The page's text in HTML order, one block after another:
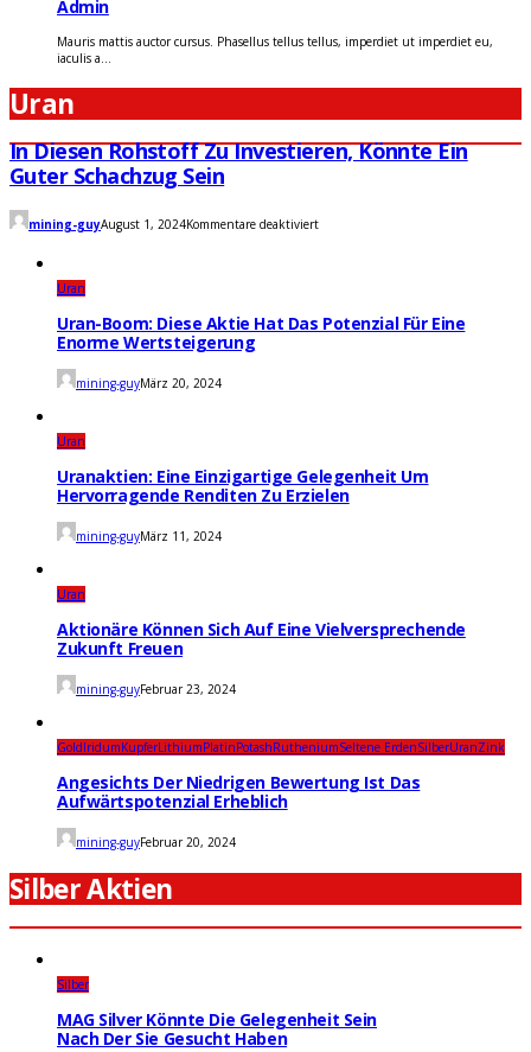
Admin
Mauris mattis auctor cursus. Phasellus tellus tellus, imperdiet ut imperdiet eu,
iaculis a...
Uran
In Diesen Rohstoff Zu Investieren, Könnte Ein
Guter Schachzug Sein
mining-guyAugust 1, 2024Kommentare deaktiviert
In
könnte
ein
Uran
Uran-Boom: Diese Aktie Hat Das Potenzial Für Eine
Enorme Wertsteigerung
mining-guyMärz 20, 2024
Uran
Uranaktien: Eine Einzigartige Gelegenheit Um
Hervorragende Renditen Zu Erzielen
mining-guyMärz 11, 2024
Uran
Aktionäre Können Sich Auf Eine Vielversprechende
Zukunft Freuen
mining-guyFebruar 23, 2024
GoldIridumKupferLithiumPlatinPotashRutheniumSeltene ErdenSilberUranZink
Angesichts Der Niedrigen Bewertung Ist Das
Aufwärtspotenzial Erheblich
mining-guyFebruar 20, 2024
Silber Aktien
Silber
MAG Silver Könnte Die Gelegenheit Sein
Nach Der Sie Gesucht Haben